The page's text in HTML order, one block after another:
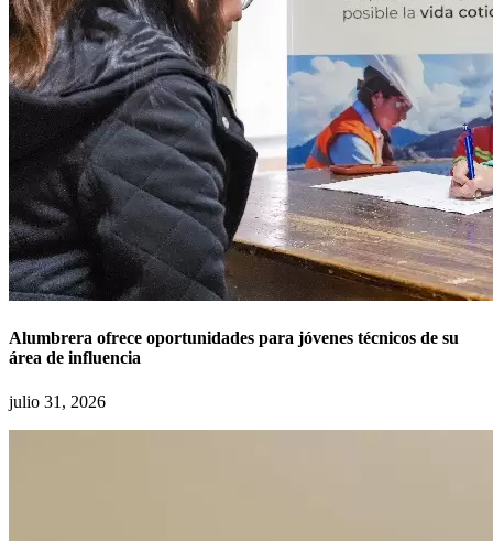
Alumbrera ofrece oportunidades para jóvenes técnicos de su
área de influencia
julio 31, 2026